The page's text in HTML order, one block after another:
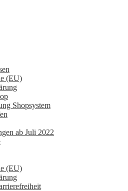
(EU)
Shopsystem
ab Juli 2022
(EU)